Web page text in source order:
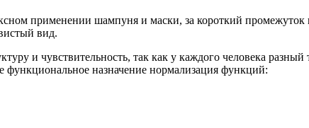
применении шампуня и маски, за короткий промежуток
вид.
и чувствительность, так как у каждого человека
функциональное назначение нормализация функций: